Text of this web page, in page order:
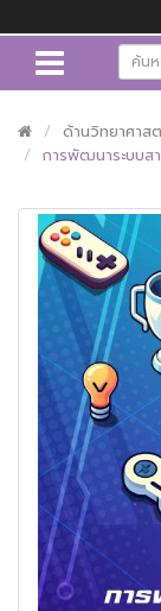
ด้านวิทยาศาสต
การพัฒนาระบบส